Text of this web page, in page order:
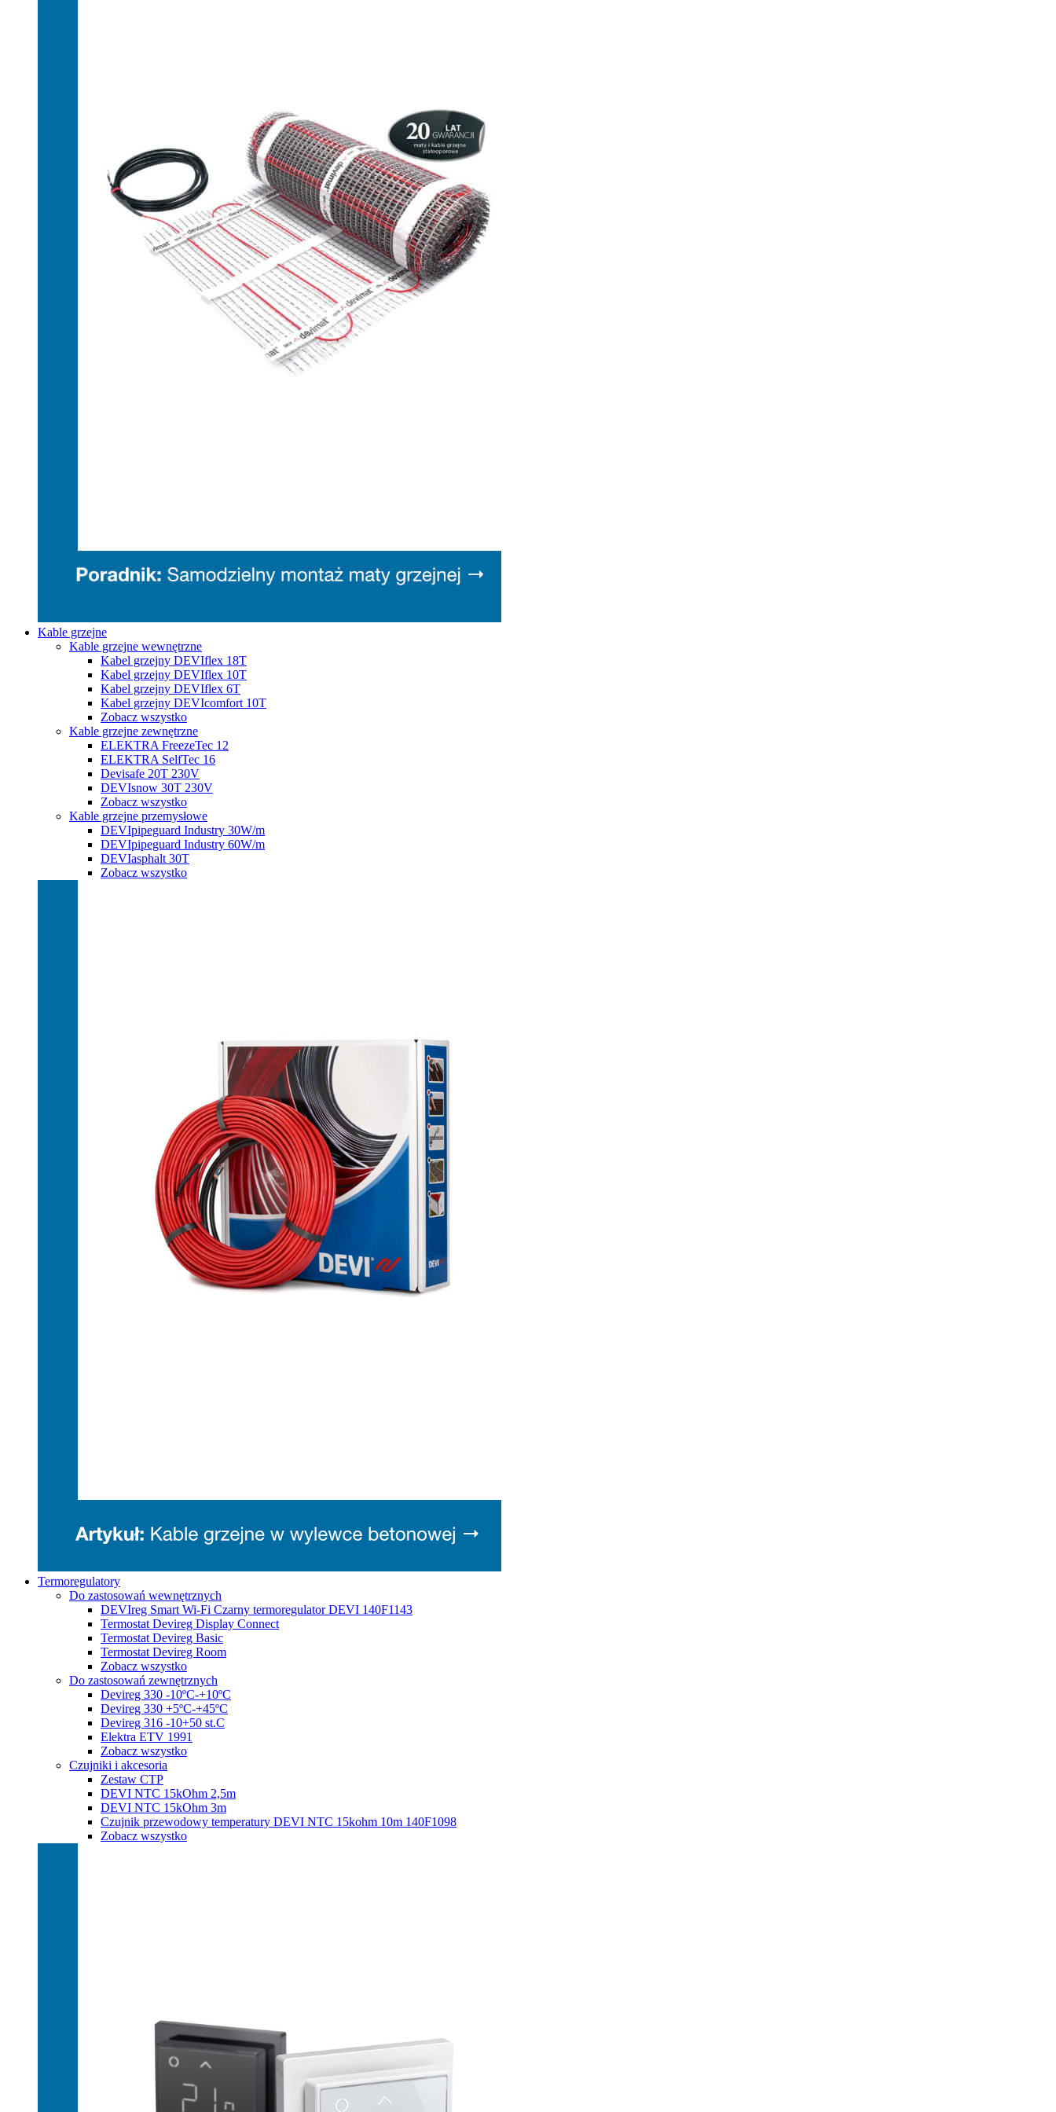
Kable grzejne
Kable grzejne wewnętrzne
Kabel grzejny DEVIflex 18T
Kabel grzejny DEVIflex 10T
Kabel grzejny DEVIflex 6T
Kabel grzejny DEVIcomfort 10T
Zobacz wszystko
Kable grzejne zewnętrzne
ELEKTRA FreezeTec 12
ELEKTRA SelfTec 16
Devisafe 20T 230V
DEVIsnow 30T 230V
Zobacz wszystko
Kable grzejne przemysłowe
DEVIpipeguard Industry 30W/m
DEVIpipeguard Industry 60W/m
DEVIasphalt 30T
Zobacz wszystko
Termoregulatory
Do zastosowań wewnętrznych
DEVIreg Smart Wi-Fi Czarny termoregulator DEVI 140F1143
Termostat Devireg Display Connect
Termostat Devireg Basic
Termostat Devireg Room
Zobacz wszystko
Do zastosowań zewnętrznych
Devireg 330 -10ºC-+10ºC
Devireg 330 +5ºC-+45ºC
Devireg 316 -10+50 st.C
Elektra ETV 1991
Zobacz wszystko
Czujniki i akcesoria
Zestaw CTP
DEVI NTC 15kOhm 2,5m
DEVI NTC 15kOhm 3m
Czujnik przewodowy temperatury DEVI NTC 15kohm 10m 140F1098
Zobacz wszystko